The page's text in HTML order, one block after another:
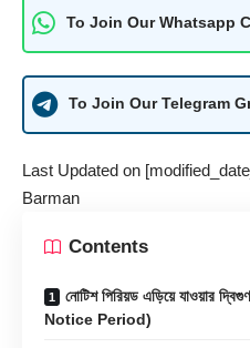
To Join Our Whatsapp
To Join Our Telegram
Last Updated on
Barman
Contents
নোটিশ পিরিয়ড এড়িয়ে যাওয়ার
Notice Period)